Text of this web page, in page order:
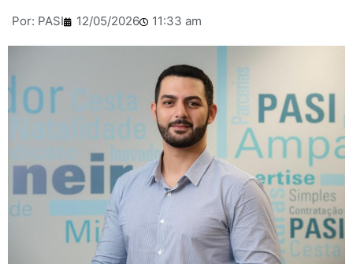
Por: PASI 12/05/2026 11:33 am